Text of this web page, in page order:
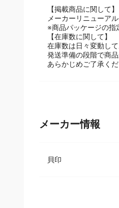
【掲載商品に関して】
メーカーリニューア
※商品パッケージの指
【在庫数に関して】
在庫数は日々変動し
発送準備の段階で商